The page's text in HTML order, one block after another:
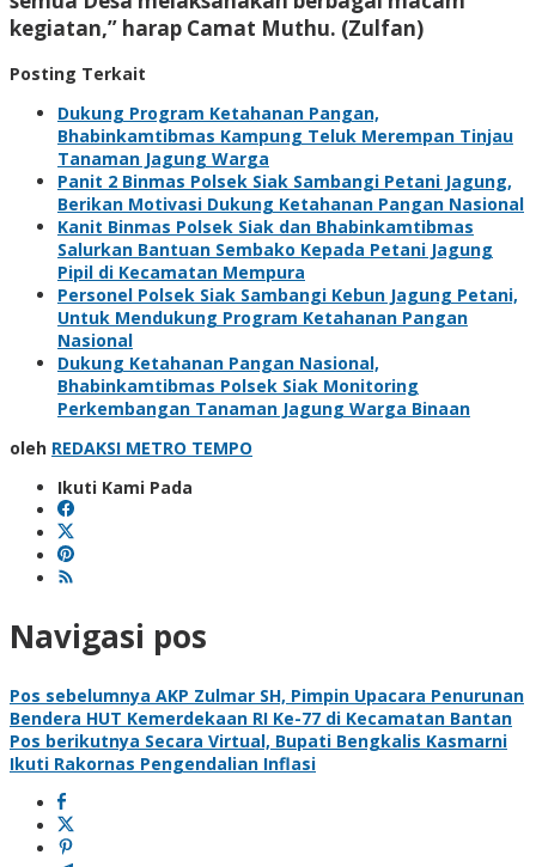
kegiatan,” harap Camat Muthu. (Zulfan)
Posting Terkait
Dukung Program Ketahanan Pangan,
Bhabinkamtibmas Kampung Teluk Merempan Tinjau
Tanaman Jagung Warga
Panit 2 Binmas Polsek Siak Sambangi Petani Jagung,
Berikan Motivasi Dukung Ketahanan Pangan Nasional
Kanit Binmas Polsek Siak dan Bhabinkamtibmas
Salurkan Bantuan Sembako Kepada Petani Jagung
Pipil di Kecamatan Mempura
Personel Polsek Siak Sambangi Kebun Jagung Petani,
Untuk Mendukung Program Ketahanan Pangan
Nasional
Dukung Ketahanan Pangan Nasional,
Bhabinkamtibmas Polsek Siak Monitoring
Perkembangan Tanaman Jagung Warga Binaan
oleh REDAKSI METRO TEMPO
Ikuti Kami Pada
Navigasi pos
Pos sebelumnya AKP Zulmar SH, Pimpin Upacara Penurunan
Bendera HUT Kemerdekaan RI Ke-77 di Kecamatan Bantan
Pos berikutnya Secara Virtual, Bupati Bengkalis Kasmarni
Ikuti Rakornas Pengendalian Inflasi